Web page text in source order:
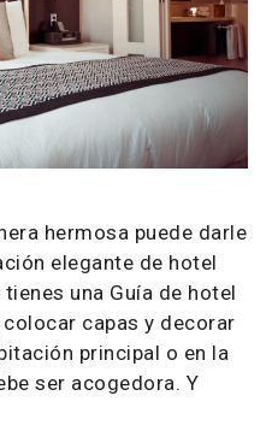
hermosa puede darle
elegante de hotel
una Guía de hotel
capas y decorar
principal o en la
ser acogedora. Y